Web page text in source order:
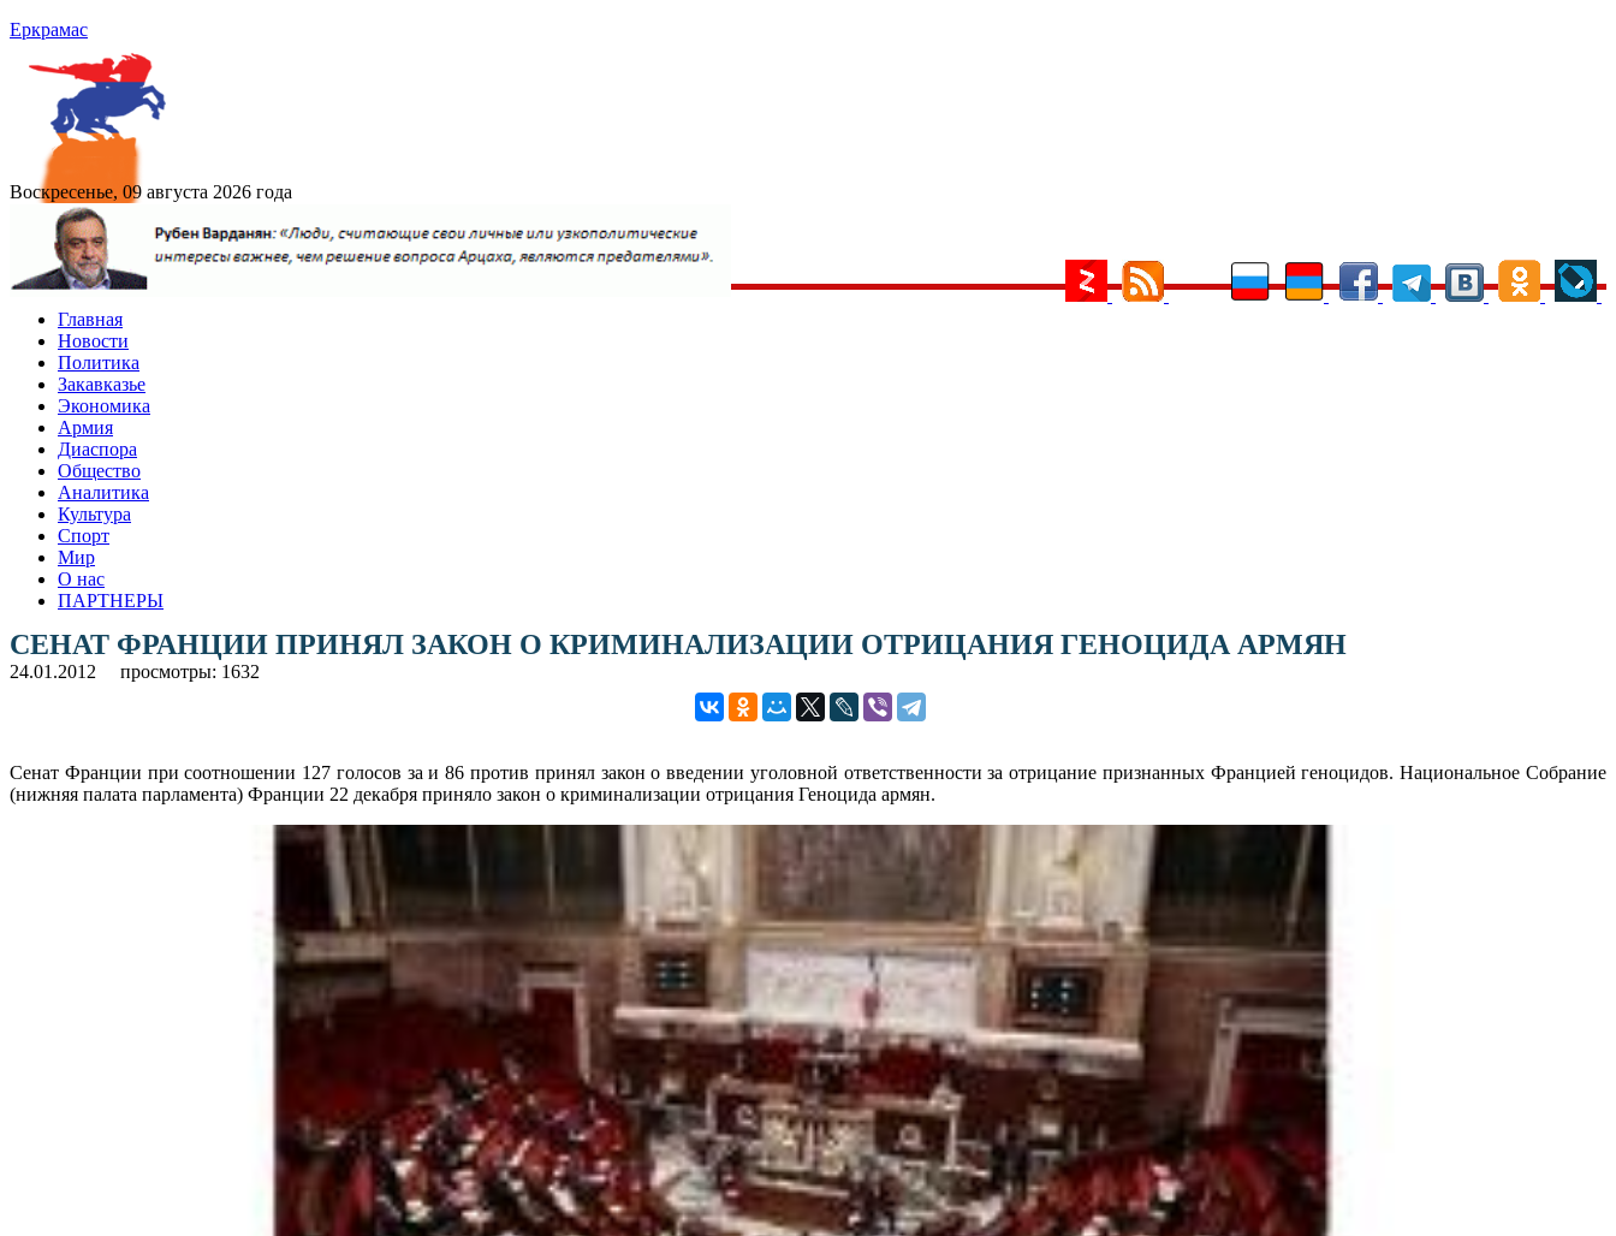
Еркрамас
Воскресенье, 09 августа 2026 года
Главная
Новости
Политика
Закавказье
Экономика
Армия
Диаспора
Общество
Аналитика
Культура
Спорт
Мир
О нас
ПАРТНЕРЫ
СЕНАТ ФРАНЦИИ ПРИНЯЛ ЗАКОН О КРИМИНАЛИЗАЦИИ ОТРИЦАНИЯ ГЕНОЦИДА АРМЯН
24.01.2012 просмотры: 1632
Сенат Франции при соотношении 127 голосов за и 86 против принял закон о введении уголовной ответственности за отрицание признанных Францией геноцидов. Национальное Собрание
(нижняя палата парламента) Франции 22 декабря приняло закон о криминализации отрицания Геноцида армян.